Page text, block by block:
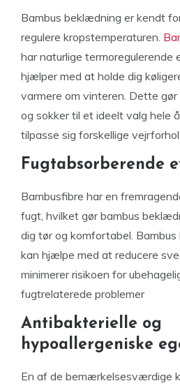
Bambus beklædning er kendt
regulere kropstemperaturen.
har naturlige termoregulerende
hjælper med at holde dig
varmere om vinteren. Dette
og sokker til et ideelt valg hele
tilpasse sig forskellige
Fugtabsorberende
Bambusfibre har en
fugt, hvilket gør bambus
dig tør og komfortabel.
kan hjælpe med at reducere
minimerer risikoen for
fugtrelaterede problemer
Antibakterielle og
hypoallergeniske
En af de bemærkelsesværdige